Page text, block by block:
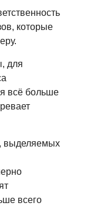
которые
для
всё больше
выделяемых
всего